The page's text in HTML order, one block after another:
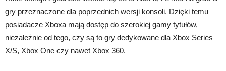
gry przeznaczone dla poprzednich wersji konsoli. Dzięki temu
posiadacze Xboxa mają dostęp do szerokiej gamy tytułów,
niezależnie od tego, czy są to gry dedykowane dla Xbox Series
X/S, Xbox One czy nawet Xbox 360.